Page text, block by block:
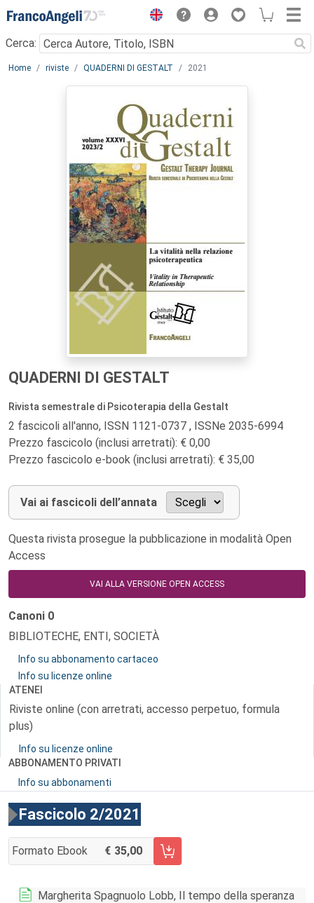
Menu
Cerca:
Main content
Home riviste QUADERNI DI GESTALT 2021
QUADERNI DI GESTALT
Rivista semestrale di Psicoterapia della Gestalt
2 fascicoli all'anno, ISSN 1121-0737 , ISSNe 2035-6994
Prezzo fascicolo (inclusi arretrati): € 0,00
Prezzo fascicolo e-book (inclusi arretrati): € 35,00
Vai ai fascicoli dell’annata
Questa rivista prosegue la pubblicazione in modalità Open
Access
VAI ALLA VERSIONE OPEN ACCESS
Canoni 0
BIBLIOTECHE, ENTI, SOCIETÀ
Info su abbonamento cartaceo
Info su licenze online
ATENEI
Riviste online (con arretrati, accesso perpetuo, formula
plus)
Info su licenze online
ABBONAMENTO PRIVATI
Info su abbonamenti
Fascicolo 2/2021
Formato Ebook 35,00
AGGIUNGI AL CARRELLO FASCICOLO 2/2021
Margherita Spagnuolo Lobb, Il tempo della speranza